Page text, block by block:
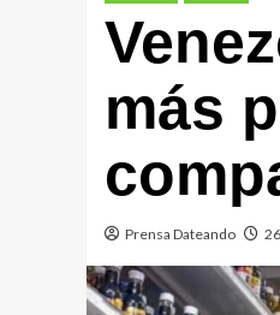
más
Prensa Dateando